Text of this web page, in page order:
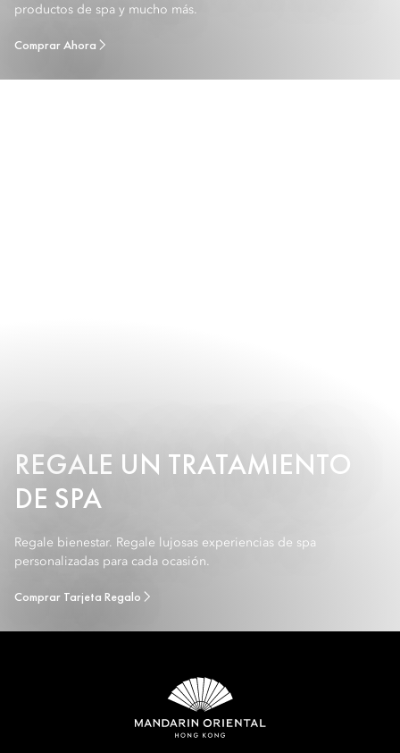
productos de spa y mucho más.
Comprar Ahora
REGALE UN TRATAMIENTO
DE SPA
Regale bienestar. Regale lujosas experiencias de spa
personalizadas para cada ocasión.
Comprar Tarjeta Regalo